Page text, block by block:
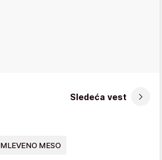
Sledeća vest
MLEVENO MESO